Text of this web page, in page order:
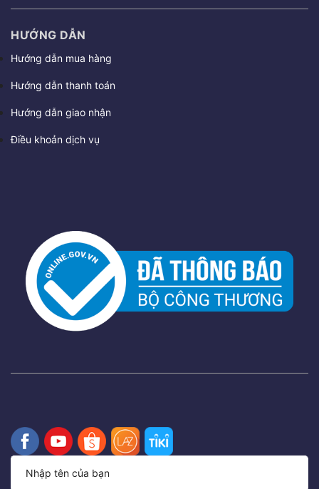
HƯỚNG DẪN
Hướng dẫn mua hàng
Hướng dẫn thanh toán
Hướng dẫn giao nhận
Điều khoản dịch vụ